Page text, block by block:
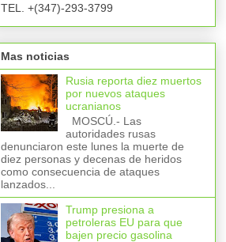
TEL. +(347)-293-3799
Mas noticias
Rusia reporta diez muertos
por nuevos ataques
ucranianos
MOSCÚ.- Las
autoridades rusas
denunciaron este lunes la muerte de
diez personas y decenas de heridos
como consecuencia de ataques
lanzados...
Trump presiona a
petroleras EU para que
bajen precio gasolina